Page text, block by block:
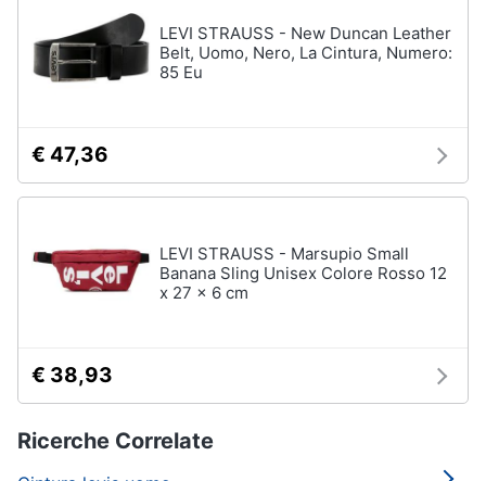
LEVI STRAUSS - New Duncan Leather
Belt, Uomo, Nero, La Cintura, Numero:
85 Eu
€ 47,36
LEVI STRAUSS - Marsupio Small
Banana Sling Unisex Colore Rosso 12
x 27 x 6 cm
€ 38,93
Ricerche Correlate